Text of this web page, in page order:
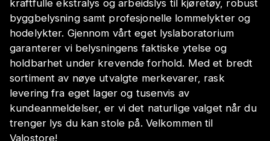
kraftfulle ekstralys og arbeidslys til kjøretøy, robust
byggbelysning samt profesjonelle lommelykter og
hodelykter. Gjennom vårt eget lyslaboratorium
garanterer vi belysningens faktiske ytelse og
holdbarhet under krevende forhold. Med et bredt
sortiment av nøye utvalgte merkevarer, rask
levering fra eget lager og tusenvis av
kundeanmeldelser, er vi det naturlige valget når du
trenger lys du kan stole på. Velkommen til
Valostore!